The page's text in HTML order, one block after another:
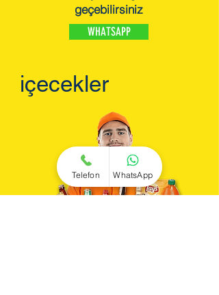
geçebilirsiniz
WHATSAPP
içecekler
Telefon WhatsApp